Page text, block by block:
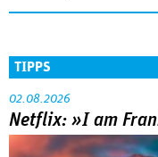
TIPPS
02.08.2026
Netflix: »I am